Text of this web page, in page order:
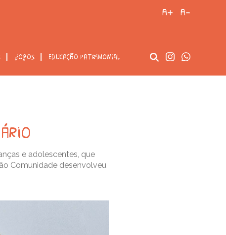
jogos educação patrimonial
a+ a-
e adolescentes, que
Comunidade desenvolveu